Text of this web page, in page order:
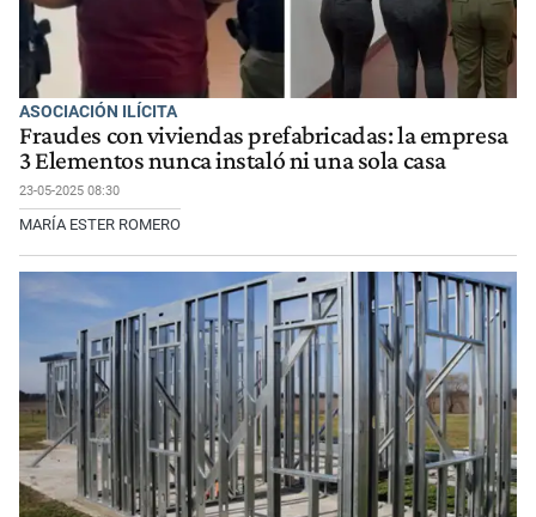
ASOCIACIÓN ILÍCITA
Fraudes con viviendas prefabricadas: la empresa
3 Elementos nunca instaló ni una sola casa
23-05-2025 08:30
MARÍA ESTER ROMERO